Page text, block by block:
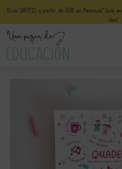
Envío GRATIS a partir de 50€ en Península* (solo
días)